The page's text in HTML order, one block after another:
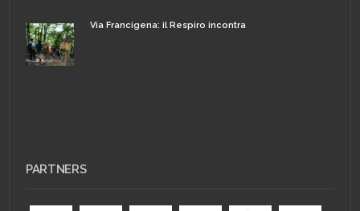
Via Francigena: il Respiro incontra
PARTNERS